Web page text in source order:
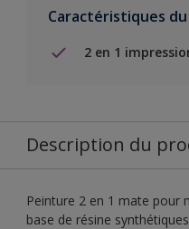
Caractéristiques
2 en 1
Description du
Peinture 2 en 1 mate pour
base de résine